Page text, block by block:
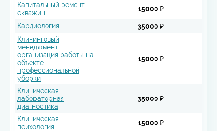
Капитальный ремонт
скважин
15000 ₽
Кардиология
35000 ₽
Клининговый
менеджмент:
организация работы на
объекте
профессиональной
уборки
15000 ₽
Клиническая
лабораторная
диагностика
35000 ₽
Клиническая
психология
15000 ₽